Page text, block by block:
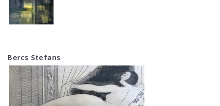
Bercs Stefans